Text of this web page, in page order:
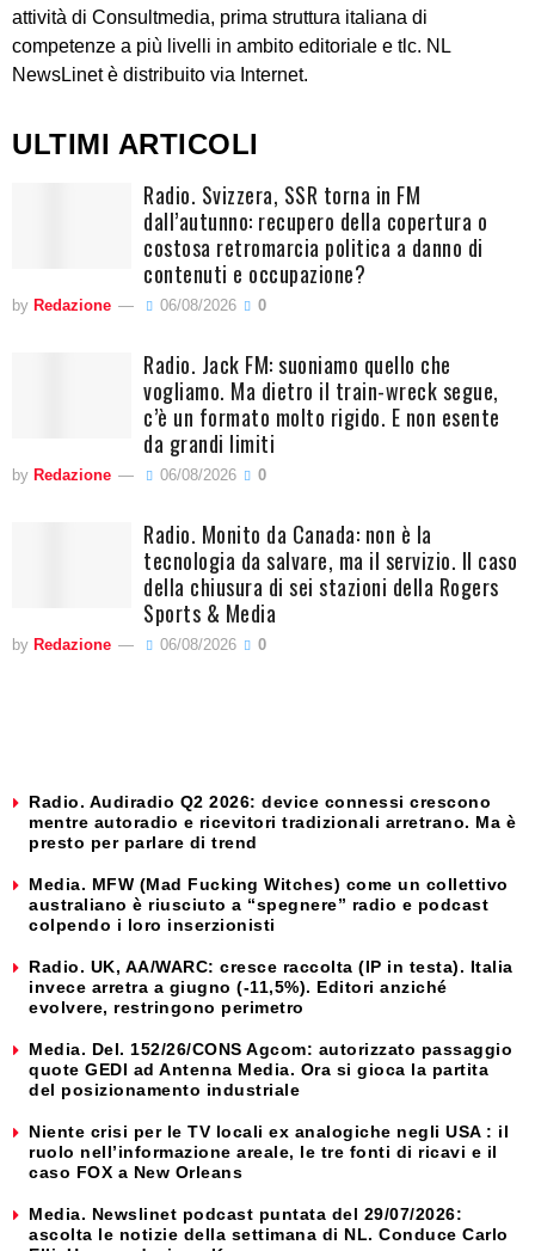
attività di Consultmedia, prima struttura italiana di
competenze a più livelli in ambito editoriale e tlc. NL
NewsLinet è distribuito via Internet.
ULTIMI ARTICOLI
Radio. Svizzera, SSR torna in FM
dall’autunno: recupero della copertura o
costosa retromarcia politica a danno di
contenuti e occupazione?
by Redazione 06/08/2026 0
Radio. Jack FM: suoniamo quello che
vogliamo. Ma dietro il train-wreck segue,
c’è un formato molto rigido. E non esente
da grandi limiti
by Redazione 06/08/2026 0
Radio. Monito da Canada: non è la
tecnologia da salvare, ma il servizio. Il caso
della chiusura di sei stazioni della Rogers
Sports & Media
by Redazione 06/08/2026 0
Radio. Audiradio Q2 2026: device connessi crescono
mentre autoradio e ricevitori tradizionali arretrano. Ma è
presto per parlare di trend
Media. MFW (Mad Fucking Witches) come un collettivo
australiano è riusciuto a “spegnere” radio e podcast
colpendo i loro inserzionisti
Radio. UK, AA/WARC: cresce raccolta (IP in testa). Italia
invece arretra a giugno (-11,5%). Editori anziché
evolvere, restringono perimetro
Media. Del. 152/26/CONS Agcom: autorizzato passaggio
quote GEDI ad Antenna Media. Ora si gioca la partita
del posizionamento industriale
Niente crisi per le TV locali ex analogiche negli USA : il
ruolo nell’informazione areale, le tre fonti di ricavi e il
caso FOX a New Orleans
Media. Newslinet podcast puntata del 29/07/2026:
ascolta le notizie della settimana di NL. Conduce Carlo